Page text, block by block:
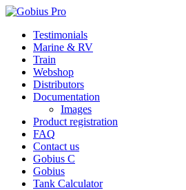
Skip
content
Testimonials
Marine & RV
Train
Webshop
Distributors
Documentation
Images
Product registration
FAQ
Contact us
Gobius C
Gobius
Tank Calculator